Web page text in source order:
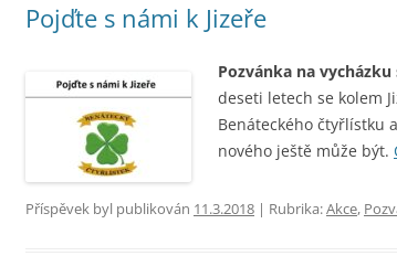
Pojďte s námi k Jizeře
Pozvánka na
deseti letech se kolem
Benáteckého čtyřlístku
nového ještě může být.
Příspěvek byl publikován 11.3.2018 | Rubrika:Akce,